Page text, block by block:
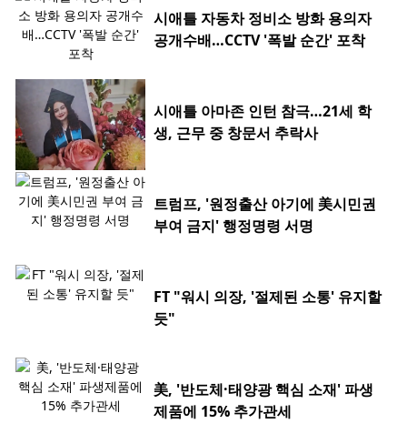
시애틀 자동차 정비소 방화 용의자
공개수배…CCTV '폭발 순간' 포착
시애틀 아마존 인턴 참극…21세 학
생, 근무 중 창문서 추락사
트럼프, '원정출산 아기에 美시민권
부여 금지' 행정명령 서명
FT "워시 의장, '절제된 소통' 유지할
듯"
美, '반도체·태양광 핵심 소재' 파생
제품에 15% 추가관세